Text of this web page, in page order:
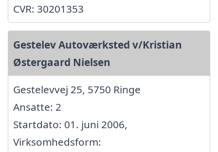
CVR: 30201353
Gestelev Autoværksted v/Kristian
Østergaard Nielsen
Gestelevvej 25, 5750 Ringe
Ansatte: 2
Startdato: 01. juni 2006,
Virksomhedsform: